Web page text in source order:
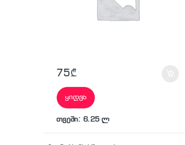
75₾
ყიდვა
თვეში: 6.25 ლ